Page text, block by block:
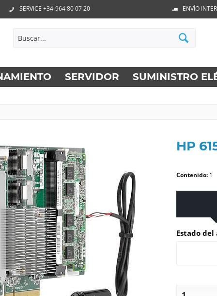
SERVICE +34-964 80 07 20 ENVÍO
SERVIDOR SUMINISTRO
HP
Contenido: 1
Estado